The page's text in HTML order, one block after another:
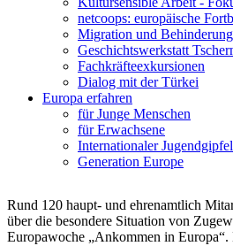
netcoops: europäische
Migration und
Geschichtswerkstatt
Fachkräfteexkursionen
Dialog mit der Türkei
Europa erfahren
für Junge Menschen
für Erwachsene
Internationaler Jugendgipfel
Generation Europe
Rund 120 haupt- und ehrenamtlich
über die besondere Situation von
Europawoche „Ankommen in